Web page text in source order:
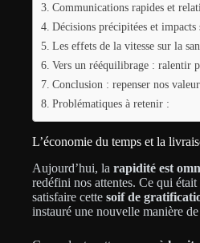
Communications rapides et
Décisions précipitées et
Les effets de la vitesse sur la
Vers un rééquilibrage : ralentir
Conclusion : repenser nos
Problématiques à retenir :
L’économie du temps et la
Aujourd’hui, la rapidité est
redéfini nos attentes. Ce qui
satisfaire cette soif de
instauré une nouvelle manière